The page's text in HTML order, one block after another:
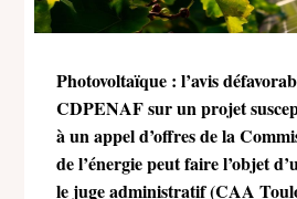
Photovoltaïque : l’avis
CDPENAF sur un projet
à un appel d’offres de la
de l’énergie peut faire l’objet
le juge administratif (CAA